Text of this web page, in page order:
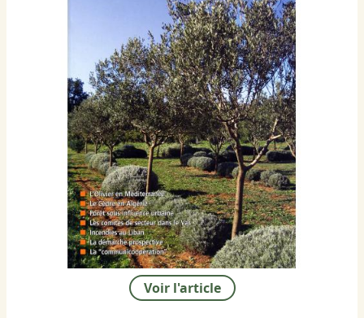
Voir l'article